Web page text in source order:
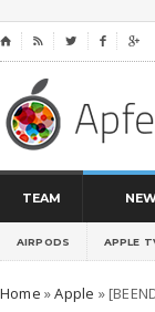
⌂    
TEAM
AIRPODS APPLE
Home »Apple »